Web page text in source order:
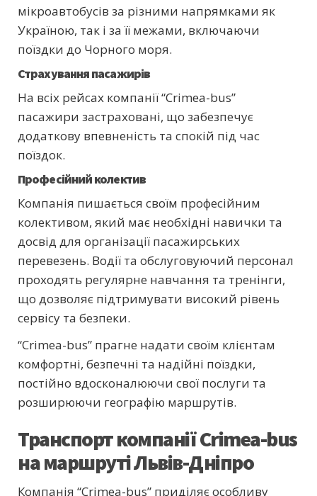
мікроавтобусів за різними напрямками як
Україною, так і за її межами, включаючи
поїздки до Чорного моря.
Страхування пасажирів
На всіх рейсах компанії “Crimea-bus”
пасажири застраховані, що забезпечує
додаткову впевненість та спокій під час
поїздок.
Професійний колектив
Компанія пишається своїм професійним
колективом, який має необхідні навички та
досвід для організації пасажирських
перевезень. Водії та обслуговуючий персонал
проходять регулярне навчання та тренінги,
що дозволяє підтримувати високий рівень
сервісу та безпеки.
“Crimea-bus” прагне надати своїм клієнтам
комфортні, безпечні та надійні поїздки,
постійно вдосконалюючи свої послуги та
розширюючи географію маршрутів.
Транспорт компанії Crimea-bus
на маршруті Львів-Дніпро
Компанія “Crimea-bus” приділяє особливу